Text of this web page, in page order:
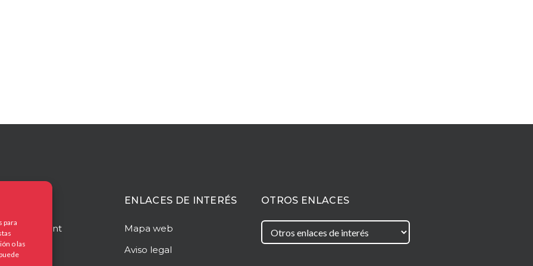
para
o las
Managment
ENLACES DE INTERÉS
Mapa web
Aviso legal
OTROS ENLACES